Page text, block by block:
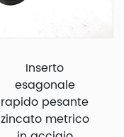
Inserto
esagonale
rapido pesante
zincato metrico